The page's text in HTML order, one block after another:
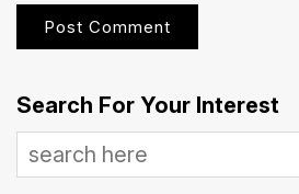
Search For Your Interest